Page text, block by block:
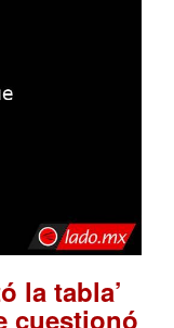
la tabla’
cuestionó